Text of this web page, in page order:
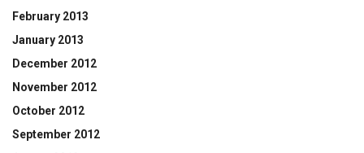
February 2013
January 2013
December 2012
November 2012
October 2012
September 2012